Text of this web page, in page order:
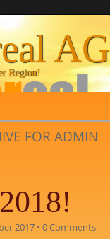
AG
Region!
FOR ADMIN
2017 • 0 Comments